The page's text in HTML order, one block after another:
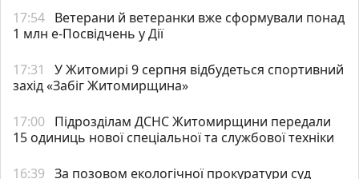
17:54 Ветерани й ветеранки вже сформували понад
1 млн е-Посвідчень у Дії
17:31
У Житомирі 9 серпня відбудеться спортивний
захід «Забіг Житомирщина»
17:00 Підрозділам ДСНС Житомирщини передали
15 одиниць нової спеціальної та службової техніки
16:39 За позовом екологічної прокуратури суд